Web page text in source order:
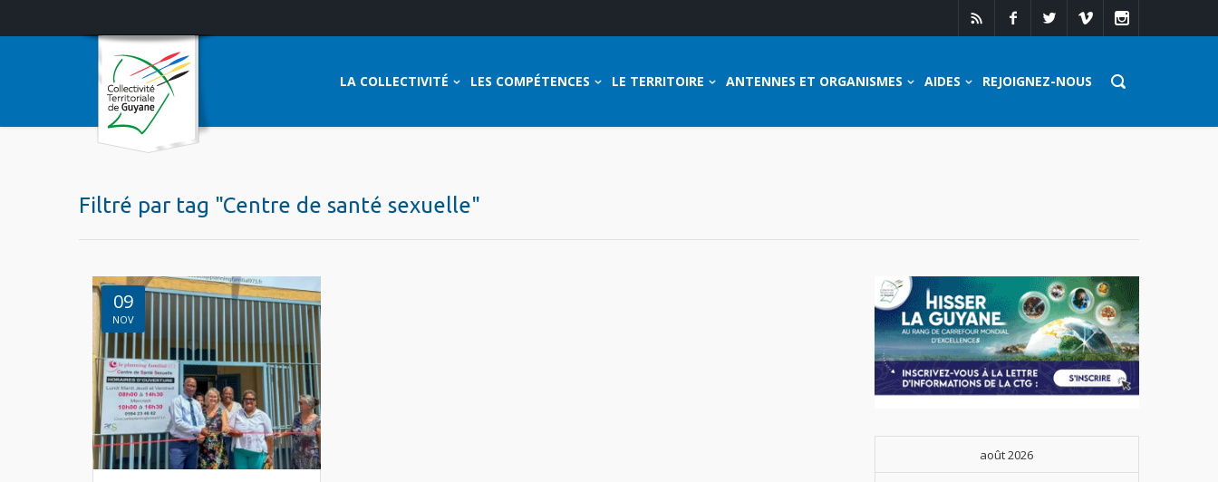
LA COLLECTIVITÉ LES COMPÉTENCES LE TERRITOIRE ANTENNES ET ORGANISMES AIDES REJOIGNEZ-NOUS
Filtré par tag "Centre de santé sexuelle"
09
NOV
août 2026